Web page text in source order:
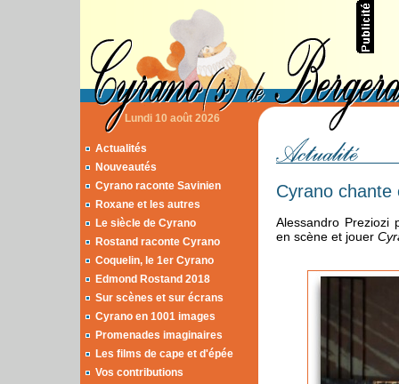
Lundi 10 août 2026
Actualités
Nouveautés
Cyrano raconte Savinien
Roxane et les autres
Le siècle de Cyrano
Rostand raconte Cyrano
Coquelin, le 1er Cyrano
Edmond Rostand 2018
Sur scènes et sur écrans
Cyrano en 1001 images
Promenades imaginaires
Les films de cape et d'épée
Vos contributions
Cyrano chante
Alessandro Preziozi
en scène et jouer